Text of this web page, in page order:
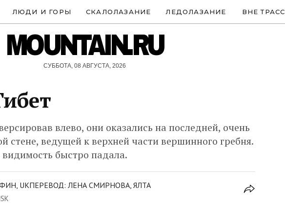
ЛЮДИ И ГОРЫ СКАЛОЛАЗАНИЕ ЛЕДОЛАЗАНИЕ ВНЕ ТРАСС
MOUNTAIN.RU
СУББОТА, 08 АВГУСТА, 2026
влево, они оказались на последней, очень
стене, ведущей к верхней части вершинного гребня.
быстро падала.
UKПЕРЕВОД: ЛЕНА СМИРНОВА, ЯЛТА